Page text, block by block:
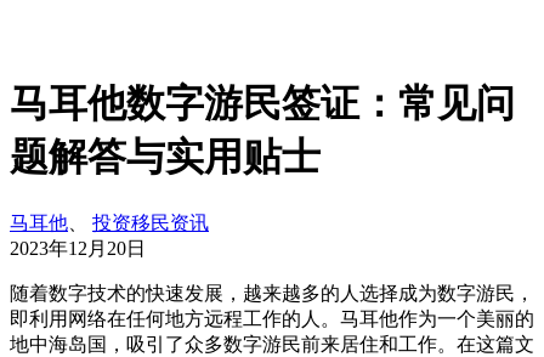
马耳他数字游民签证：常见问
题解答与实用贴士
马耳他
投资移民资讯
2023年12月20日
随着数字技术的快速发展，越来越多的人选择成为数字游民，
即利用网络在任何地方远程工作的人。马耳他作为一个美丽的
地中海岛国，吸引了众多数字游民前来居住和工作。在这篇文